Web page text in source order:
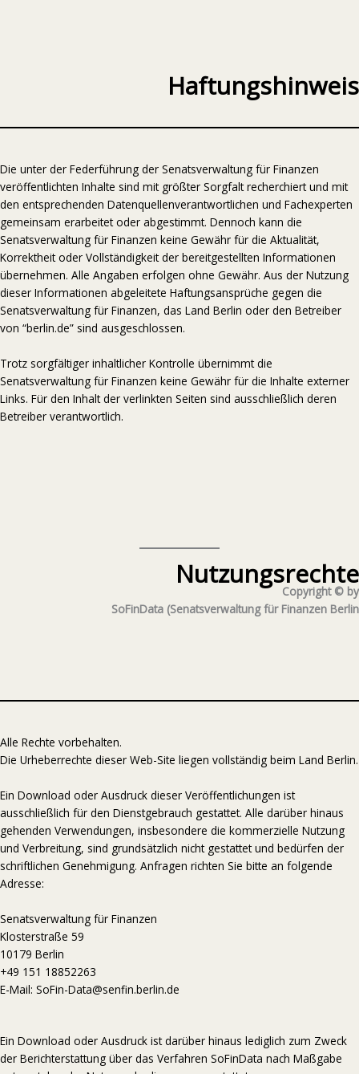
Haftungshinweis
Die unter der Federführung der Senatsverwaltung für Finanzen
veröffentlichten Inhalte sind mit größter Sorgfalt recherchiert und mit
den entsprechenden Datenquellenverantwortlichen und Fachexperten
gemeinsam erarbeitet oder abgestimmt. Dennoch kann die
Senatsverwaltung für Finanzen keine Gewähr für die Aktualität,
Korrektheit oder Vollständigkeit der bereitgestellten Informationen
übernehmen. Alle Angaben erfolgen ohne Gewähr. Aus der Nutzung
dieser Informationen abgeleitete Haftungsansprüche gegen die
Senatsverwaltung für Finanzen, das Land Berlin oder den Betreiber
von “berlin.de” sind ausgeschlossen.
Trotz sorgfältiger inhaltlicher Kontrolle übernimmt die
Senatsverwaltung für Finanzen keine Gewähr für die Inhalte externer
Links. Für den Inhalt der verlinkten Seiten sind ausschließlich deren
Betreiber verantwortlich.
Nutzungsrechte
Copyright © by
SoFinData (Senatsverwaltung für Finanzen Berlin
Alle Rechte vorbehalten.
Die Urheberrechte dieser Web-Site liegen vollständig beim Land Berlin.
Ein Download oder Ausdruck dieser Veröffentlichungen ist
ausschließlich für den Dienstgebrauch gestattet. Alle darüber hinaus
gehenden Verwendungen, insbesondere die kommerzielle Nutzung
und Verbreitung, sind grundsätzlich nicht gestattet und bedürfen der
schriftlichen Genehmigung. Anfragen richten Sie bitte an folgende
Adresse:
Senatsverwaltung für Finanzen
Klosterstraße 59
10179 Berlin
+49 151 18852263
E-Mail: SoFin-Data@senfin.berlin.de
Ein Download oder Ausdruck ist darüber hinaus lediglich zum Zweck
der Berichterstattung über das Verfahren SoFinData nach Maßgabe